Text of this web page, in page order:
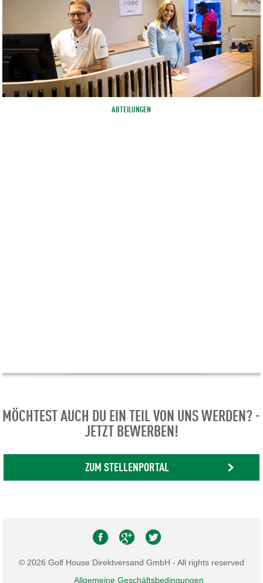
ABTEILUNGEN
MÖCHTEST AUCH DU EIN TEIL VON UNS WERDEN? -
JETZT BEWERBEN!
ZUM STELLENPORTAL
© 2026 Golf House Direktversand GmbH - All rights reserved
Allgemeine Geschäftsbedingungen